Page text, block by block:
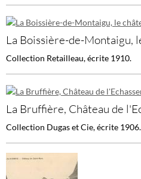
La Boissière-de-Montaigu,
Collection Retailleau, écrite 1910.
La Bruffière, Château de
Collection Dugas et Cie, écrite 1906.